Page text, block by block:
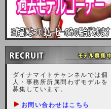
【サーバーメンテナンスのお知ら
せ】
9月10日（土曜日）AM6：00から
AM8：00（予定）サーバーメンテ
ナンスを致します。ご迷惑をおかけ
しますが、宜しくお願い致します。
2021-10-22 (金)
ダイナマイトチャンネルでは個
人・事務所所属問わずモデルを
募集しています。
お問い合わせはこちら